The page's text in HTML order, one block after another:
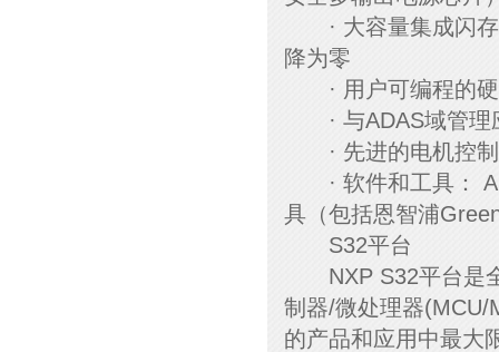
· 大容量集成闪存
降为零
· 用户可编程的硬
· 与ADAS域管理
· 先进的电机控制
· 软件和工具：
具（包括恩智浦
S32平台
NXP S32平台是全
制器/微处理器(MCU/
的产品和应用中最大